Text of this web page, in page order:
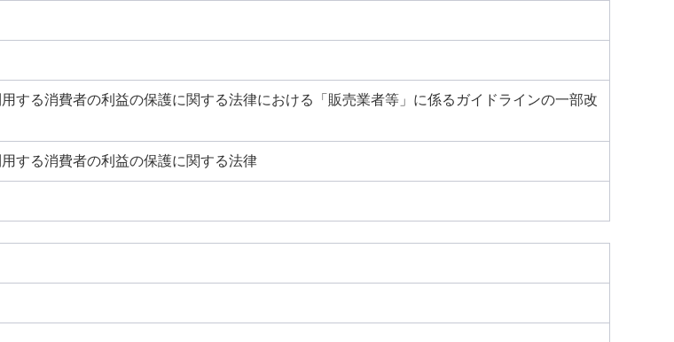
する消費者の利益の保護に関する法律における「販売業者等」に係るガイドラインの一部改
する消費者の利益の保護に関する法律